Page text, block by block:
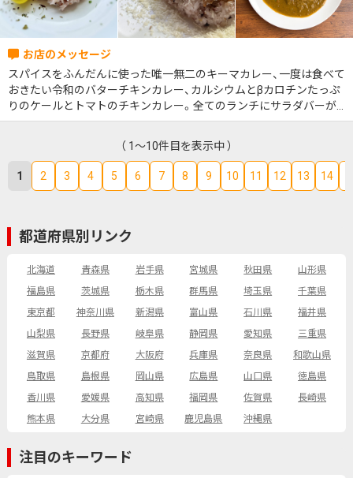
スパイスをふんだんに使った唯一無二のキーマカレー、一度は食べて
おきたい令和のバターチキンカレー、カルシウムとβカロチンたっぷ
りのケールとトマトのチキンカレー。全てのランチにサラダバーが
付きます！様々なシーン(女子会、講習会、イベント、ママ会など)での3
（ 1～10件目を表示中 ）
1 2 3 4 5 6 7 8 9 10 11 12 13 14
都道府県別リンク
北海道 青森県 岩手県 宮城県 秋田県
山形県
福島県
茨城県 栃木県 群馬県 埼玉県
千葉県
東京都
神奈川県 新潟県 富山県 石川県
福井県
山梨県
長野県 岐阜県 静岡県 愛知県
三重県
滋賀県
京都府 大阪府 兵庫県 奈良県
和歌山県
鳥取県
島根県 岡山県 広島県 山口県
徳島県
香川県
愛媛県 高知県 福岡県 佐賀県
長崎県
熊本県
大分県 宮崎県 鹿児島県 沖縄県
注目のキーワード